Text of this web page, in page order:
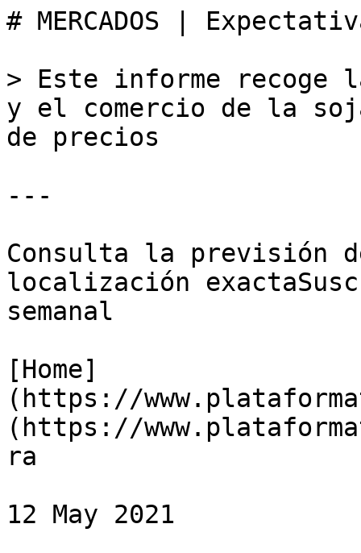
# MERCADOS |
> Este informe recoge
y el comercio de la
de precios
---
Consulta la previsión
localización
semanal
[Home]
(https://
(https://
ra
12 May 2021